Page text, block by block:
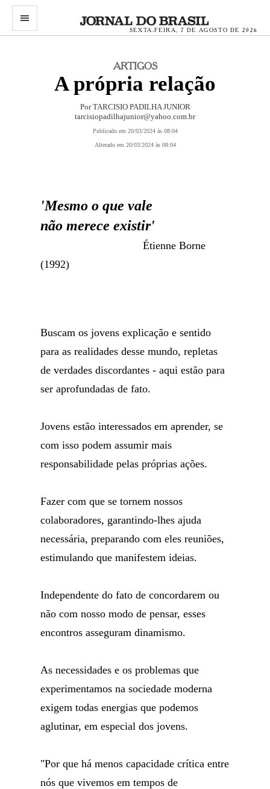
menu
SEXTA-FEIRA, 7 DE AGOSTO DE 2026
ARTIGOS
A própria relação
Por TARCISIO PADILHA JUNIOR
tarcisiopadilhajunior@yahoo.com.br
Publicado em 20/03/2024 às 08:04
Alterado em 20/03/2024 às 08:04
'Mesmo o que vale
não merece existir'
Étienne Borne
(1992)
Buscam os jovens explicação e sentido
para as realidades desse mundo, repletas
de verdades discordantes - aqui estão para
ser aprofundadas de fato.
Jovens estão interessados em aprender, se
com isso podem assumir mais
responsabilidade pelas próprias ações.
Fazer com que se tornem nossos
colaboradores, garantindo-lhes ajuda
necessária, preparando com eles reuniões,
estimulando que manifestem ideias.
Independente do fato de concordarem ou
não com nosso modo de pensar, esses
encontros asseguram dinamismo.
As necessidades e os problemas que
experimentamos na sociedade moderna
exigem todas energias que podemos
aglutinar, em especial dos jovens.
"Por que há menos capacidade crítica entre
nós que vivemos em tempos de